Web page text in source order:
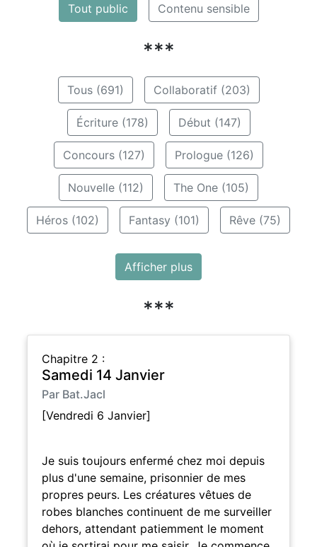
Tout public Contenu sensible
***
Tous (691) Collaboratif (203)
Écriture (178) Début (147)
Concours (127) Prologue (126)
Nouvelle (112) The One (105)
Héros (102) Fantasy (101) Rêve (75)
Afficher plus
***
Chapitre 2 :
Samedi 14 Janvier
Par Bat.Jacl
[Vendredi 6 Janvier]
Je suis toujours enfermé chez moi depuis
plus d'une semaine, prisonnier de mes
propres peurs. Les créatures vêtues de
robes blanches continuent de me surveiller
dehors, attendant patiemment le moment